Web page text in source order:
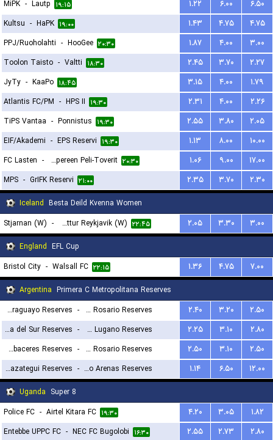
MiPK - Lautp ۱۹:۱۵ ۱.۲۲ ۶.۰۰
۶.۵۰
Kultsu - HaPK ۱۹:۰۰ ۱.۴۳ ۴.۷۵
۴.۷۵
PPJ/Ruoholahti - HooGee ۲۰:۳۰ ۱.۸۷ ۴.۰۰
۳.۰۰
Toolon Taisto - Valtti ۱۸:۳۰ ۲.۴۵ ۳.۷۰
۲.۲۷
JyTy - KaaPo ۱۸:۴۵ ۳.۱۵ ۴.۰۰
۱.۷۹
Atlantis FC/PM - HPS II ۱۹:۳۰ ۲.۳۱ ۴.۰۰
۲.۲۶
TiPS Vantaa - Ponnistus ۱۹:۳۰ ۲.۵۵ ۳.۸۰
۲.۰۵
EIF/Akademi - EPS Reservi ۱۹:۳۰ ۱.۱۳ ۸.۰۰
۱۰.۰۰
FC Lasten - Tampereen Peli-Toverit ۲۰:۳۰ ۱.۰۶ ۹.۰۰
۱۷.۰۰
MPS - GrIFK Reservi ۲۱:۰۰ ۲.۳۵ ۳.۷۰
۲.۳۰
Iceland Besta Deild Kvenna Women
Stjarnan (W) - Throttur Reykjavik (W) ۲۲:۴۵ ۲.۰۵ ۳.۳۰
۳.۰۰
England EFL Cup
Bristol City - Walsall FC ۲۲:۱۵ ۱.۳۶ ۴.۷۵
۷.۰۰
Argentina Primera C Metropolitana Reserves
Deportivo Paraguayo Reserves
- Argentino de Rosario Reserves
۲۰:۳۰
۲.۴۰ ۳.۲۰
۲.۵۰
Estrella del Sur Reserves
- CA Lugano Reserves
۱۹:۳۰
۲.۲۵ ۳.۱۰
۲.۸۰
Defensores de Cambaceres Reserves
- Leones de Rosario Reserves
۲۰:۳۰
۲.۵۰ ۳.۱۰
۲.۵۰
Berazategui Reserves
- Victoriano Arenas Reserves
۲۰:۳۰
۱.۱۴ ۶.۵۰
۱۲.۰۰
Uganda Super 8
Police FC - Airtel Kitara FC ۱۹:۳۰ ۴.۲۰ ۳.۰۵
۱.۸۲
Entebbe UPPC FC - NEC FC Bugolobi ۱۶:۳۰ ۲.۵۵ ۲.۷۳
۲.۸۰